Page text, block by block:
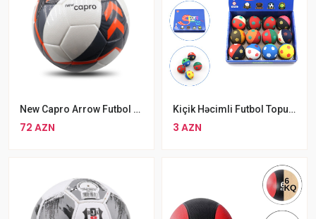
New Capro Arrow Futbol Topu 5 Nömrəli Dayanıqlı Futbol Topu
72 AZN
Kiçik Həcimli Futbol Topu Sport Meeting Rəngli Məşq Topu
3 AZN